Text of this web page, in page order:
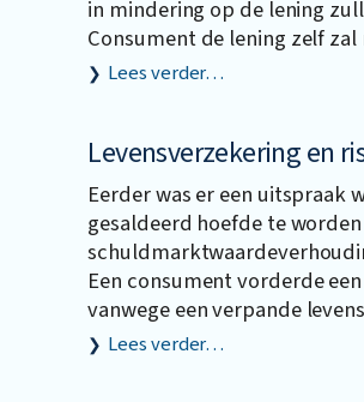
in mindering op de lening
Consument de lening zelf zal
Lees verder…
Levensverzekering en
Eerder was er een uitspraak
gesaldeerd hoefde te
Een consument vorderde
vanwege een verpande
Lees verder…